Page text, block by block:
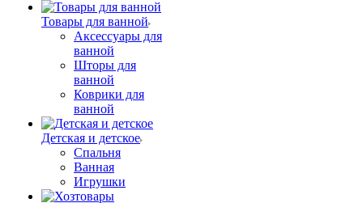
Товары для ванной
Аксессуары для
ванной
Шторы для
ванной
Коврики для
ванной
Детская и детское
Спальня
Ванная
Игрушки